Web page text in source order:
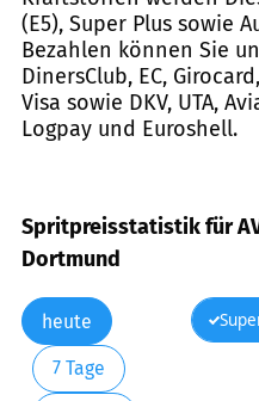
(E5), Super Plus sowie
Bezahlen können Sie
DinersClub, EC,
Visa sowie DKV, UTA,
Logpay und Euroshell.
Spritpreisstatistik für
Dortmund
heute
7 Tage